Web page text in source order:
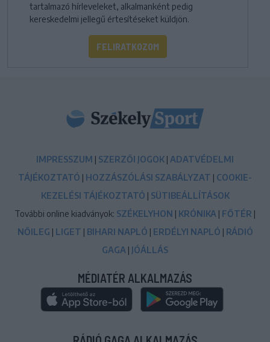
tartalmazó hírleveleket, alkalmanként pedig
kereskedelmi jellegű értesítéseket küldjön.
FELIRATKOZOM
IMPRESSZUM | SZERZŐI JOGOK | ADATVÉDELMI
TÁJÉKOZTATÓ | HOZZÁSZÓLÁSI SZABÁLYZAT | COOKIE-
KEZELÉSI TÁJÉKOZTATÓ | SÜTIBEÁLLÍTÁSOK
További online kiadványok: SZÉKELYHON | KRÓNIKA | FŐTÉR |
NŐILEG | LIGET | BIHARI NAPLÓ | ERDÉLYI NAPLÓ | RÁDIÓ
GAGA | JÓÁLLÁS
MÉDIATÉR ALKALMAZÁS